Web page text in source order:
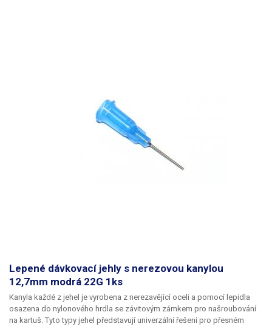
Lepené dávkovací jehly s nerezovou kanylou
12,7mm modrá 22G 1ks
Kanyla každé z jehel je vyrobena z nerezavějící oceli a pomocí lepidla
osazena do nylonového hrdla se závitovým zámkem pro našroubování
na kartuš. Tyto typy jehel představují univerzální řešení pro přesném